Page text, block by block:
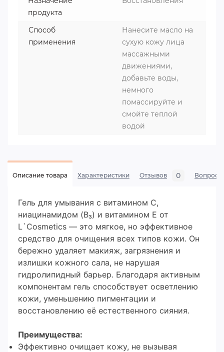
продукта
Способ
применения
Нанесите масло на
сухую кожу лица
массажными
движениями,
добавьте воды,
немного
помассируйте и
смойте теплой
водой
Описание товара Характеристики Отзывов 0 Вопросы
Гель для умывания с витамином С,
ниацинамидом (B₃) и витамином Е от
L`Cosmetics — это мягкое, но эффективное
средство для очищения всех типов кожи. Он
бережно удаляет макияж, загрязнения и
излишки кожного сала, не нарушая
гидролипидный барьер. Благодаря активным
компонентам гель способствует осветлению
кожи, уменьшению пигментации и
восстановлению её естественного сияния.
Преимущества:
Эффективно очищает кожу, не вызывая